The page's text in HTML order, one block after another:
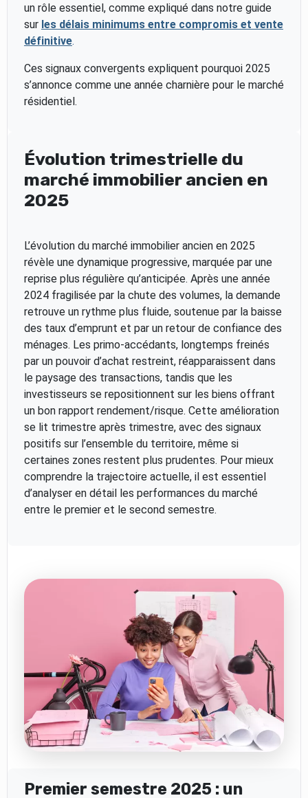
un rôle essentiel, comme expliqué dans notre guide
sur les délais minimums entre compromis et vente
définitive.
Ces signaux convergents expliquent pourquoi 2025
s’annonce comme une année charnière pour le marché
résidentiel.
Évolution trimestrielle du
marché immobilier ancien en
2025
L’évolution du marché immobilier ancien en 2025
révèle une dynamique progressive, marquée par une
reprise plus régulière qu’anticipée. Après une année
2024 fragilisée par la chute des volumes, la demande
retrouve un rythme plus fluide, soutenue par la baisse
des taux d’emprunt et par un retour de confiance des
ménages. Les primo-accédants, longtemps freinés
par un pouvoir d’achat restreint, réapparaissent dans
le paysage des transactions, tandis que les
investisseurs se repositionnent sur les biens offrant
un bon rapport rendement/risque. Cette amélioration
se lit trimestre après trimestre, avec des signaux
positifs sur l’ensemble du territoire, même si
certaines zones restent plus prudentes. Pour mieux
comprendre la trajectoire actuelle, il est essentiel
d’analyser en détail les performances du marché
entre le premier et le second semestre.
Premier semestre 2025 : un